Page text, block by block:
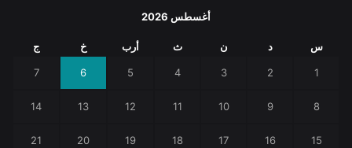
أغسطس 2026
س د ن ث أرب خ ج
1
2
3
4
5
6
7
8
9
10
11
12
13
14
15
16
17
18
19
20
21